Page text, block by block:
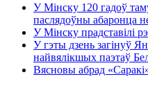
У Мінску 120 гадоў
паслядоўны абаронца
У Мінску прадставілі
У гэты дзень загінуў
найвялікшых паэтаў
Вясновы абрад